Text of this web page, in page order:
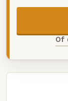
Of